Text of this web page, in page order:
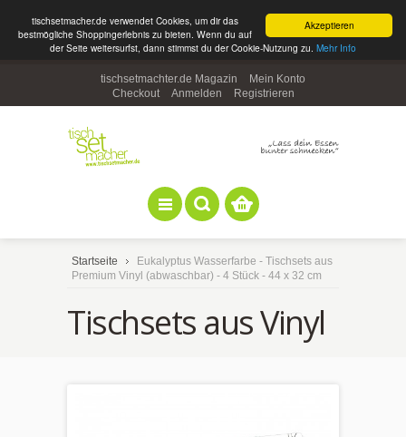
Akzeptieren
tischsetmacher.de verwendet Cookies, um dir das
bestmögliche Shoppingerlebnis zu bieten. Wenn du auf
der Seite weitersurfst, dann stimmst du der Cookie-Nutzung zu. Mehr Info
tischsetmachter.de Magazin
Mein Konto
Checkout
Anmelden Registrieren
Startseite
Eukalyptus Wasserfarbe - Tischsets aus
Premium Vinyl (abwaschbar) - 4 Stück - 44 x 32 cm
Tischsets aus Vinyl